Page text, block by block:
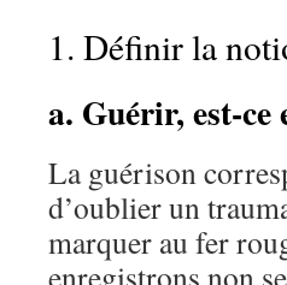
1. Définir la
a. Guérir, est-
La guérison
d’oublier un
marquer au fer
enregistrons non